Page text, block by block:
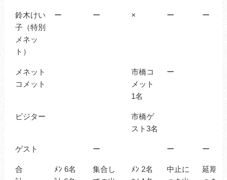
鈴木けい
子（特別
メネッ
ト）
ー ー × ー ー
メネット
コメット
市橋コ
メット
1名
ー
ビジター
市橋ゲ
スト3名
ゲスト ー ー ー
合
ﾒﾝ 6名
集合し
ﾒﾝ 2名
中止に
延期に